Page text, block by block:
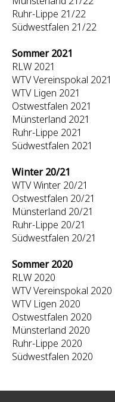
Ruhr-Lippe 21/22
Südwestfalen 21/22
Sommer 2021
RLW 2021
WTV Vereinspokal 2021
WTV Ligen 2021
Ostwestfalen 2021
Münsterland 2021
Ruhr-Lippe 2021
Südwestfalen 2021
Winter 20/21
WTV Winter 20/21
Ostwestfalen 20/21
Münsterland 20/21
Ruhr-Lippe 20/21
Südwestfalen 20/21
Sommer 2020
RLW 2020
WTV Vereinspokal 2020
WTV Ligen 2020
Ostwestfalen 2020
Münsterland 2020
Ruhr-Lippe 2020
Südwestfalen 2020